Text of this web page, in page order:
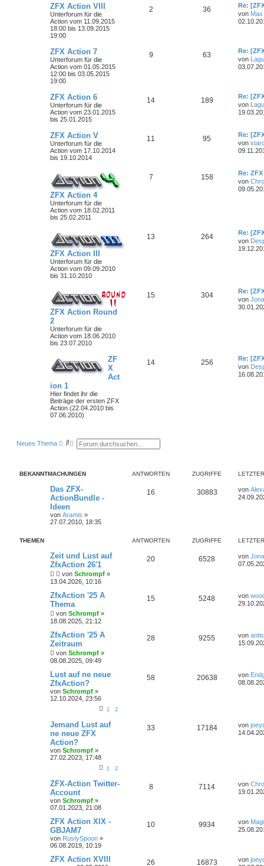
ZFX Action VIII
Unterforum für die
Action vom 11.09.2015
18:00 bis 13.09.2015
19:00
2 36
Re:
von
ZFX Action 7
Unterforum für die
Action vom 01.05.2015
12:00 bis 03.05.2015
19:00
9 63
Re:
von
ZFX Action 6
Unterforum für die
Action vom 23.01.2015
bis 25.01.2015
14 189
Re:
von
ZFX Action V
Unterforum für die
Action vom 17.10.2014
bis 19.10.2014
11 95
Re:
von
ZFX Action 4
Unterforum für die
Action vom 18.02.2011
bis 25.02.2011
7 158
Re:
von
ZFX Action III
Unterforum für die
Action vom 09.09.2010
bis 31.10.2010
13 264
Re:
von
ZFX Action Round
2
Unterforum für die
Action vom 18.06.2010
bis 23.07.2010
15 304
Re:
von
ZF
X
Act
ion 1
Hier findet ihr die
Beiträge der ersten ZFX
Action (22.04.2010 bis
07.06.2010)
14 256
Re:
von
Neues Thema
S E
t
r
t
S
u
c
BEKANNTMACHUNGEN ANTWORTEN ZUGRIFFE
Das ZFX-
ActionBundle -
Ideen
von Aramis »
27.07.2010, 18:35
16 30883 von
THEMEN ANTWORTEN ZUGRIFFE
Zeit und Lust auf
ZfxAction 26'1
von Schrompf »
13.04.2026, 10:16
20 6528 von
ZfxAction '25 A
Thema
von Schrompf »
18.08.2025, 21:12
15 5248 von
ZfxAction '25 A
Zeitraum
von Schrompf »
08.08.2025, 09:49
28 9255 von
Lust auf ne neue
ZfxAction?
von Schrompf »
12.10.2024, 23:56
1 2
58 20638 von
Jemand Lust auf
ne neue ZFX
Action?
von Schrompf »
27.02.2023, 17:48
1 2
33 17184 von
ZFX-Action Twitter-
Account
von Schrompf »
07.01.2023, 21:08
8 7114 von
ZFX Action XIX -
GBJAM7
von RustySpoon »
06.08.2019, 10:19
10 9934 von
ZFX Action XVIII 26 16873 von